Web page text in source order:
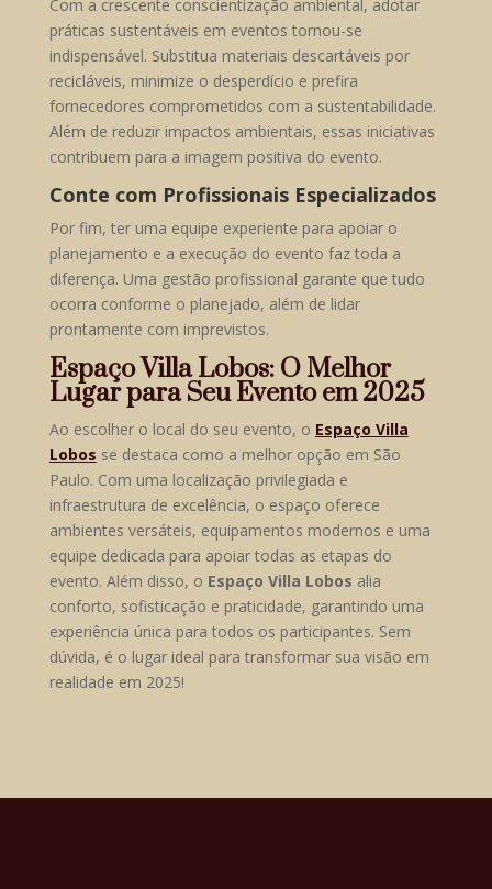
Com a crescente conscientização ambiental, adotar
práticas sustentáveis em eventos tornou-se
indispensável. Substitua materiais descartáveis por
recicláveis, minimize o desperdício e prefira
fornecedores comprometidos com a sustentabilidade.
Além de reduzir impactos ambientais, essas iniciativas
contribuem para a imagem positiva do evento.
Conte com Profissionais Especializados
Por fim, ter uma equipe experiente para apoiar o
planejamento e a execução do evento faz toda a
diferença. Uma gestão profissional garante que tudo
ocorra conforme o planejado, além de lidar
prontamente com imprevistos.
Espaço Villa Lobos: O Melhor
Lugar para Seu Evento em 2025
Ao escolher o local do seu evento, o Espaço Villa
Lobos se destaca como a melhor opção em São
Paulo. Com uma localização privilegiada e
infraestrutura de excelência, o espaço oferece
ambientes versáteis, equipamentos modernos e uma
equipe dedicada para apoiar todas as etapas do
evento. Além disso, o Espaço Villa Lobos alia
conforto, sofisticação e praticidade, garantindo uma
experiência única para todos os participantes. Sem
dúvida, é o lugar ideal para transformar sua visão em
realidade em 2025!